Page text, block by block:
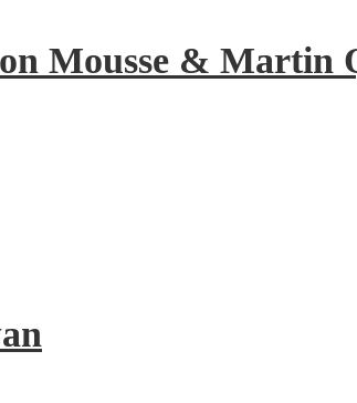
Mousse & Martin